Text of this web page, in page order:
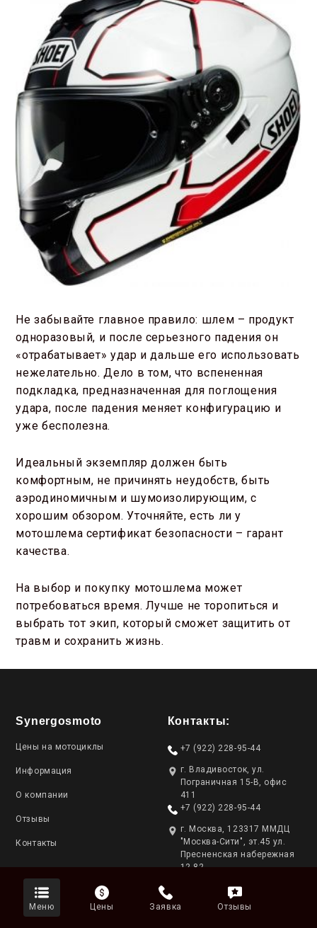
Не забывайте главное правило: шлем – продукт
одноразовый, и после серьезного падения он
«отрабатывает» удар и дальше его использовать
нежелательно. Дело в том, что вспененная
подкладка, предназначенная для поглощения
удара, после падения меняет конфигурацию и
уже бесполезна.
Идеальный экземпляр должен быть
комфортным, не причинять неудобств, быть
аэродиномичным и шумоизолирующим, с
хорошим обзором. Уточняйте, есть ли у
мотошлема сертификат безопасности – гарант
качества.
На выбор и покупку мотошлема может
потребоваться время. Лучше не торопиться и
выбрать тот экип, который сможет защитить от
травм и сохранить жизнь.
Synergosmoto
Цены на мотоциклы
Информация
О компании
Отзывы
Контакты
Разделы
Статистика аукционов
Контакты:
+7 (922) 228-95-44
г. Владивосток, ул.
Пограничная 15-В, офис
411
+7 (922) 228-95-44
г. Москва, 123317 ММДЦ
"Москва-Сити", эт.45 ул.
Пресненская набережная
12-82
Меню Цены Заявка Отзывы